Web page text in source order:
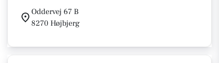
Oddervej 67 B
8270 Højbjerg